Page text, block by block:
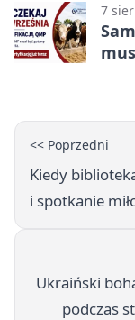
7
<< Poprzedni
Kiedy
i spotkanie
Ukraiński
podczas